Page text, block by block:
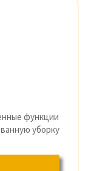
функции
уборку